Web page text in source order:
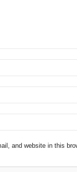
and website in this